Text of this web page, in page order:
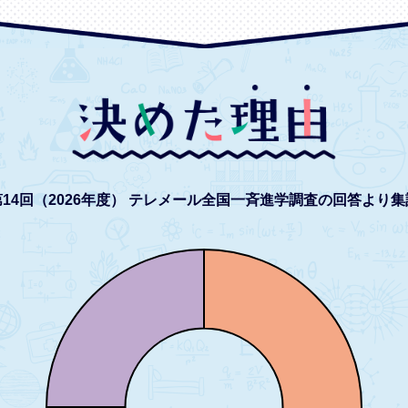
回（2026年度） テレメール全国一斉進学調査の回答より集